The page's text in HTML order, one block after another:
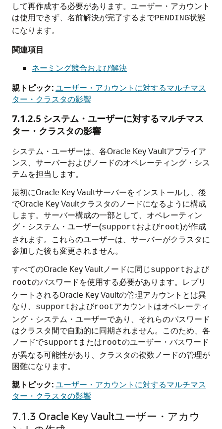
して再作成する必要があります。ユーザー・アカウント
は使用できず、名前解決が完了するまでPENDING状態
になります。
関連項目
ネーミング競合および解決
親トピック:ユーザー・アカウントに対するマルチマス
ター・クラスタの影響
7.1.2.5 システム・ユーザーに対するマルチマス
ター・クラスタの影響
システム・ユーザーは、各Oracle Key Vaultアプライア
ンス、サーバーおよびノードのオペレーティング・シス
テムを担当します。
最初にOracle Key Vaultサーバーをインストールし、後
でOracle Key Vaultクラスタのノードになるように構成
します。サーバー構成の一部として、オペレーティン
グ・システム・ユーザー(supportおよびroot)が作成
されます。これらのユーザーは、サーバーがクラスタに
参加した後も変更されません。
すべてのOracle Key Vaultノードに同じsupportおよび
rootのパスワードを使用する必要があります。レプリ
ケートされるOracle Key Vaultの管理アカウントとは異
なり、
supportおよびrootアカウントはオペレーティ
ング・システム・ユーザーであり、それらのパスワード
はクラスタ間で自動的に同期されません。このため、各
ノードでsupport またはrootのユーザー・パスワード
が異なる可能性があり、クラスタの複数ノードの管理が
困難になります。
親トピック:ユーザー・アカウントに対するマルチマス
ター・クラスタの影響
7.1.3 Oracle Key Vaultユーザー・アカウ